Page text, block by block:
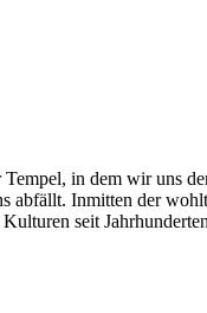
in dem wir uns
abfällt. Inmitten der
seit